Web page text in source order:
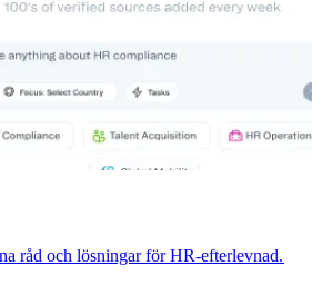
råd och lösningar för HR-efterlevnad.​​